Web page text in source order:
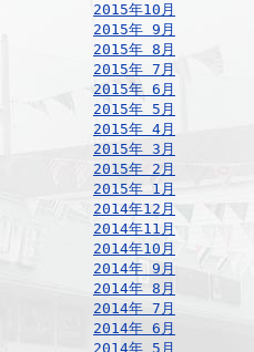
2015年10月
2015年 9月
2015年 8月
2015年 7月
2015年 6月
2015年 5月
2015年 4月
2015年 3月
2015年 2月
2015年 1月
2014年12月
2014年11月
2014年10月
2014年 9月
2014年 8月
2014年 7月
2014年 6月
2014年 5月